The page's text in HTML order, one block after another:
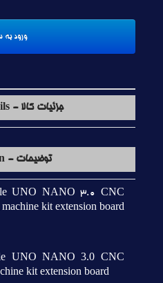
جزئیات کالا - Product details
توضیحات - Description
UNO NANO 3.0 CNC
kit extension board
UNO NANO 3.0 CNC
kit extension board